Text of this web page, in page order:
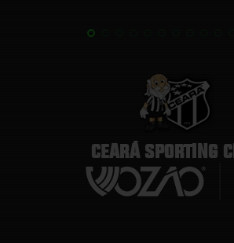
CEARÁ SPORTING